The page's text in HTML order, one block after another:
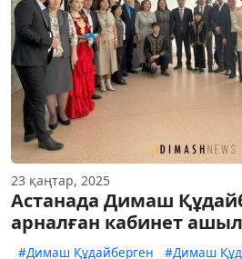
23 қаңтар, 2025
Астанада Димаш
арналған кабинет
#Димаш Құдайберген #Димаш